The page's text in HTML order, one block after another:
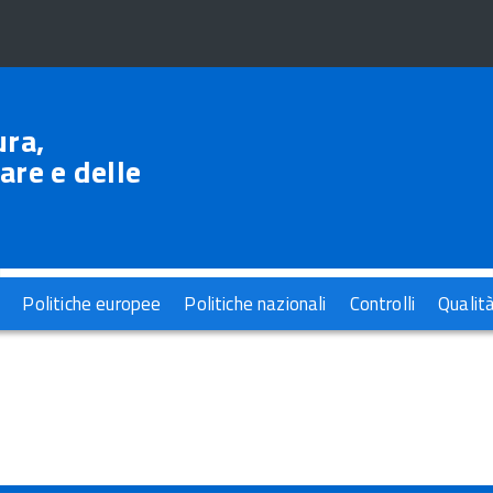
e delle
Politiche europee Politiche nazionali Controlli